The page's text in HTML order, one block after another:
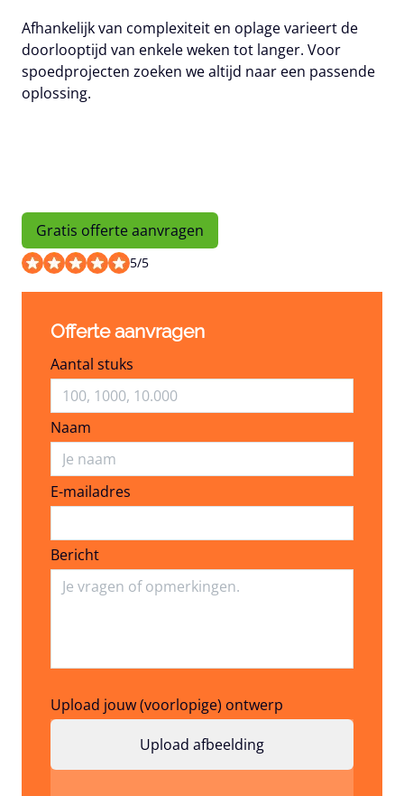
Afhankelijk van complexiteit en oplage varieert de
doorlooptijd van enkele weken tot langer. Voor
spoedprojecten zoeken we altijd naar een passende
oplossing.
Gratis offerte aanvragen
5/5
Offerte aanvragen
Aantal stuks
Naam
E-mailadres
E-mailadres
Bericht
Upload jouw (voorlopige) ontwerp